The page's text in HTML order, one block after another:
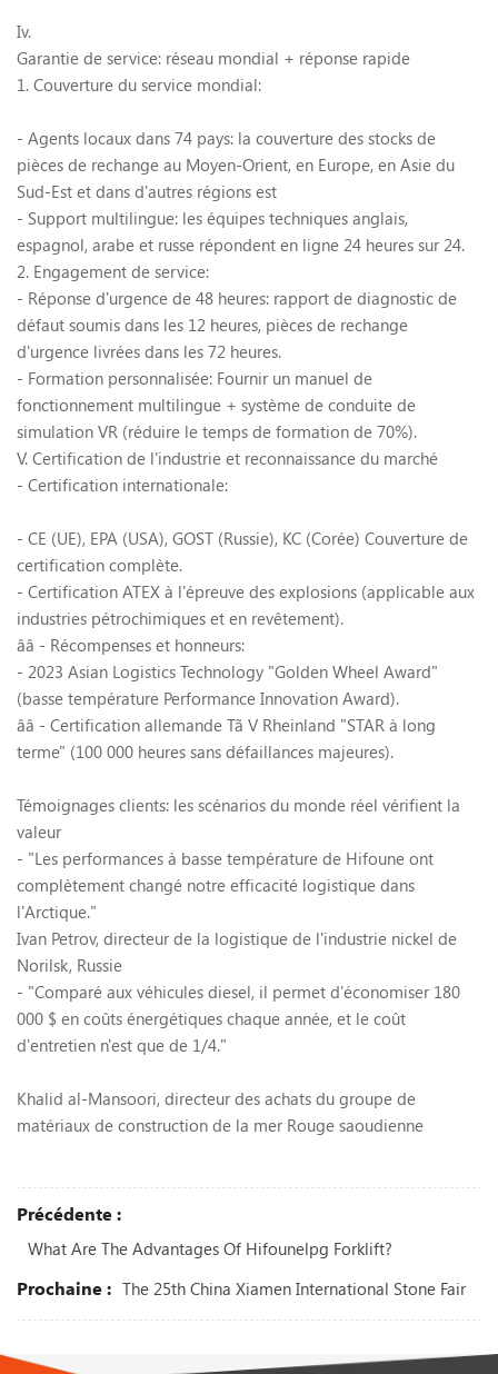
Iv.
Garantie de service: réseau mondial + réponse rapide
1. Couverture du service mondial:
- Agents locaux dans 74 pays: la couverture des stocks de
pièces de rechange au Moyen-Orient, en Europe, en Asie du
Sud-Est et dans d'autres régions est
- Support multilingue: les équipes techniques anglais,
espagnol, arabe et russe répondent en ligne 24 heures sur 24.
2. Engagement de service:
- Réponse d'urgence de 48 heures: rapport de diagnostic de
défaut soumis dans les 12 heures, pièces de rechange
d'urgence livrées dans les 72 heures.
- Formation personnalisée: Fournir un manuel de
fonctionnement multilingue + système de conduite de
simulation VR (réduire le temps de formation de 70%).
V. Certification de l'industrie et reconnaissance du marché
- Certification internationale:
- CE (UE), EPA (USA), GOST (Russie), KC (Corée) Couverture de
certification complète.
- Certification ATEX à l'épreuve des explosions (applicable aux
industries pétrochimiques et en revêtement).
ââ - Récompenses et honneurs:
- 2023 Asian Logistics Technology "Golden Wheel Award"
(basse température Performance Innovation Award).
ââ - Certification allemande Tã V Rheinland "STAR à long
terme" (100 000 heures sans défaillances majeures).
Témoignages clients: les scénarios du monde réel vérifient la
valeur
- "Les performances à basse température de Hifoune ont
complètement changé notre efficacité logistique dans
l'Arctique."
Ivan Petrov, directeur de la logistique de l'industrie nickel de
Norilsk, Russie
- "Comparé aux véhicules diesel, il permet d'économiser 180
000 $ en coûts énergétiques chaque année, et le coût
d'entretien n'est que de 1/4."
Khalid al-Mansoori, directeur des achats du groupe de
matériaux de construction de la mer Rouge saoudienne
Précédente :
What Are The Advantages Of Hifounelpg Forklift?
Prochaine : The 25th China Xiamen International Stone Fair